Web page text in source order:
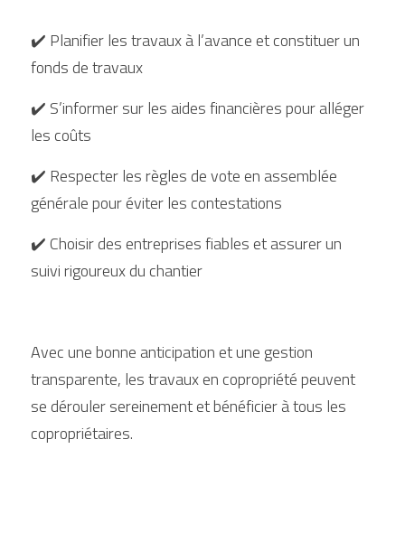
✔️ Planifier les travaux à l’avance et constituer un
fonds de travaux
✔️ S’informer sur les aides financières pour alléger
les coûts
✔️ Respecter les règles de vote en assemblée
générale pour éviter les contestations
✔️ Choisir des entreprises fiables et assurer un
suivi rigoureux du chantier
Avec une bonne anticipation et une gestion
transparente, les travaux en copropriété peuvent
se dérouler sereinement et bénéficier à tous les
copropriétaires.